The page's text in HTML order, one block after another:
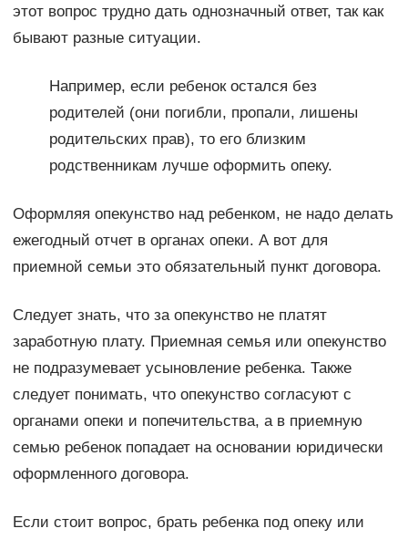
этот вопрос трудно дать однозначный ответ, так как
бывают разные ситуации.
Например, если ребенок остался без
родителей (они погибли, пропали, лишены
родительских прав), то его близким
родственникам лучше оформить опеку.
Оформляя опекунство над ребенком, не надо делать
ежегодный отчет в органах опеки. А вот для
приемной семьи это обязательный пункт договора.
Следует знать, что за опекунство не платят
заработную плату. Приемная семья или опекунство
не подразумевает усыновление ребенка. Также
следует понимать, что опекунство согласуют с
органами опеки и попечительства, а в приемную
семью ребенок попадает на основании юридически
оформленного договора.
Если стоит вопрос, брать ребенка под опеку или